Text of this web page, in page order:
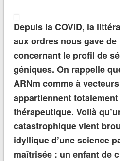
Depuis la COVID, la
aux ordres nous gave
concernant le profil de
géniques. On rappelle
ARNm comme à
appartiennent
thérapeutique. Voilà
catastrophique vient
idyllique d’une science
maîtrisée : un enfant de